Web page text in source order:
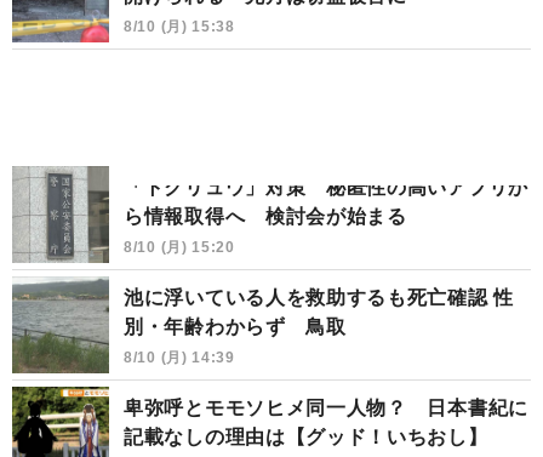
8/10 (月) 15:38
「トクリュウ」対策 秘匿性の高いアプリか
ら情報取得へ 検討会が始まる
8/10 (月) 15:20
池に浮いている人を救助するも死亡確認 性
別・年齢わからず 鳥取
8/10 (月) 14:39
卑弥呼とモモソヒメ同一人物？ 日本書紀に
記載なしの理由は【グッド！いちおし】